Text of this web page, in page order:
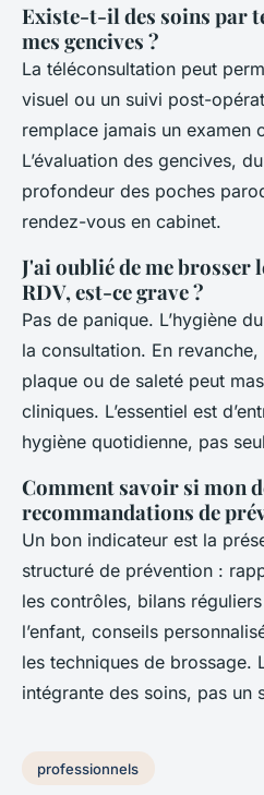
Existe-t-il des soins par
mes gencives ?
La téléconsultation peut
visuel ou un suivi post-
remplace jamais un examen
L’évaluation des gencives,
profondeur des poches
rendez-vous en cabinet.
J'ai oublié de me brosser
RDV, est-ce grave ?
Pas de panique. L’hygiène
la consultation. En
plaque ou de saleté peut
cliniques. L’essentiel est
hygiène quotidienne, pas
Comment savoir si mon
recommandations de
Un bon indicateur est la
structuré de prévention :
les contrôles, bilans
l’enfant, conseils
les techniques de brossage.
intégrante des soins, pas un
professionnels